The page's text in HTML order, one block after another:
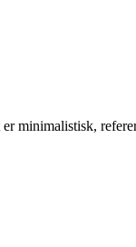
minimalistisk,